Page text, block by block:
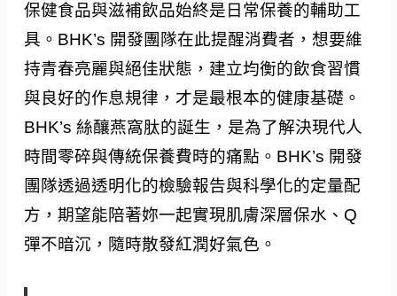
保健食品與滋補飲品始終是日常保養的輔助工
具。BHK’s 開發團隊在此提醒消費者，想要維
持青春亮麗與絕佳狀態，建立均衡的飲食習慣
與良好的作息規律，才是最根本的健康基礎。
BHK’s 絲釀燕窩肽的誕生，是為了解決現代人
時間零碎與傳統保養費時的痛點。BHK’s 開發
團隊透過透明化的檢驗報告與科學化的定量配
方，期望能陪著妳一起實現肌膚深層保水、Q
彈不暗沉，隨時散發紅潤好氣色。